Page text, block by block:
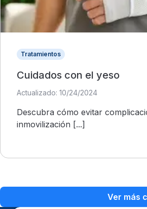
Tratamientos
Cuidados con el yeso
Actualizado: 10/24/2024
Descubra cómo evitar
inmovilización [...]
Ver más